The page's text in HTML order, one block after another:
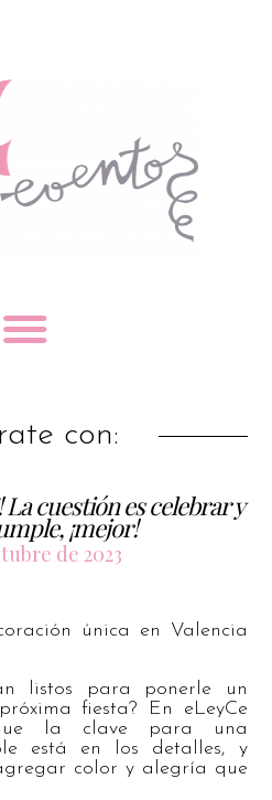
con:
La cuestión es celebrar y
¡mejor!
de 2023
única en Valencia
listos para ponerle un
fiesta? En eLeyCe
que la clave para una
está en los detalles, y
color y alegría que